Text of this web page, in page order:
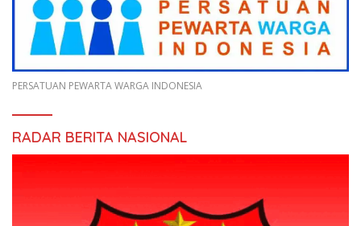
PERSATUAN PEWARTA WARGA INDONESIA
RADAR BERITA NASIONAL